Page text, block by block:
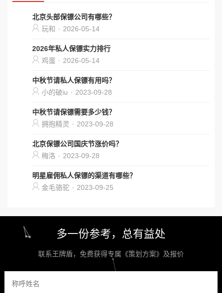
北京头部保镖公司有哪些？
玩和 · 2026-05-14
2026年私人保镖实力排行
鸡蛋 · 2026-05-14
中秋节请私人保镖有用吗？
小的破iu · 2023-09-28
中秋节请保镖需要多少钱？
拥抱精灵 · 2023-09-28
北京保镖公司国庆节涨价吗？
梅洛 · 2023-09-28
明星雇佣私人保镖的渠道有哪些？
金毛骆驼 · 2023-09-25
多一份参考，总有益处
联系王牌盾，免费获得专属《策划方案》及报价